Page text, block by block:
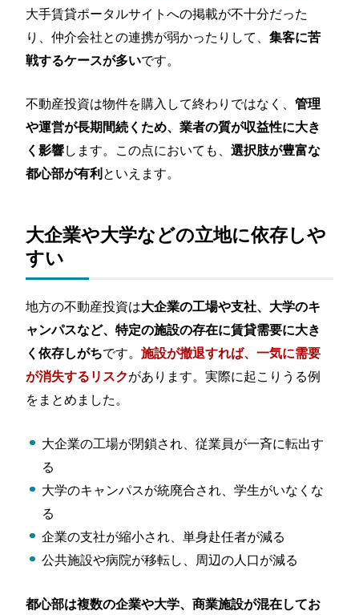
大手賃貸ポータルサイトへの掲載が不十分だった
り、仲介会社との連携が弱かったりして、集客に苦
戦するケースが多いです。
不動産投資は物件を購入して終わりではなく、管理
や運営が長期間続くため、業者の質が収益性に大き
く影響します。この点においても、選択肢が豊富な
都心部が有利といえます。
大企業や大学などの立地に依存しや
すい
地方の不動産投資は大企業の工場や支社、大学のキ
ャンパスなど、特定の施設の存在に賃貸需要に大き
く依存しがちです。施設が撤退すれば、一気に需要
が消失するリスクがあります。実際に起こりうる例
をまとめました。
大企業の工場が閉鎖され、従業員が一斉に転出す
る
大学のキャンパスが統廃合され、学生がいなくな
る
企業の支社が縮小され、単身赴任者が減る
公共施設や病院が移転し、周辺の人口が減る
都心部は複数の企業や大学、商業施設が混在してお